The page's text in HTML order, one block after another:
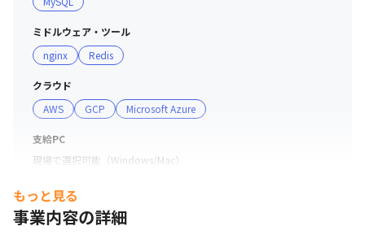
代）です。先輩や上司などは関係なく、誰でも主義主張で
きる環境です。システムとしての正しさを追求し、良いア
イデアはつねに取り入れています。
・客先常駐なし（新宿本社での社内受託開発）
・Claude Codeを全社で共有・改善するAI知識管理システ
ム（dotclaude）を運用
・副業可・服装自由・オンライン選考可
ミドルウェア・ツール
nginx
Redis
クラウド
AWS
GCP Microsoft Azure
支給PC
現場で選択可能（Windows/Mac）
もっと見る
事業内容の詳細